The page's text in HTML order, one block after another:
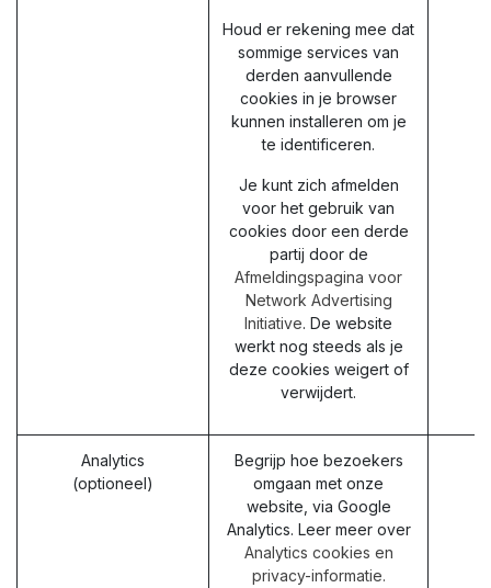
Houd er rekening mee dat
sommige services van
derden aanvullende
cookies in je browser
kunnen installeren om je
te identificeren.
Je kunt zich afmelden
voor het gebruik van
cookies door een derde
partij door de
Afmeldingspagina voor
Network Advertising
Initiative. De website
werkt nog steeds als je
deze cookies weigert of
verwijdert.
Analytics
(optioneel)
Begrijp hoe bezoekers
omgaan met onze
website, via Google
Analytics. Leer meer over
Analytics cookies en
privacy-informatie.